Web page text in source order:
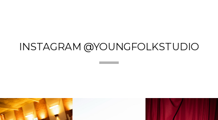
INSTAGRAM @YOUNGFOLKSTUDIO